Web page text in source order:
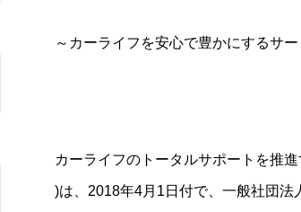
～カーライフを安心で豊かにするサ
カーライフのトータルサポートを推
)は、2018年4月1日付で、一般社団法